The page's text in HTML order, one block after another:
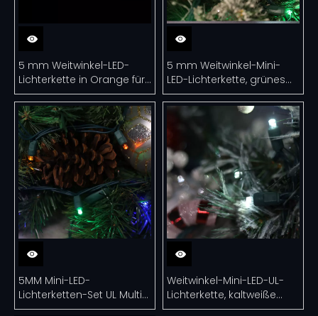
5 mm Weitwinkel-LED-
Lichterkette in Orange für
den Außenbereich
5 mm Weitwinkel-Mini-
LED-Lichterkette, grünes
LED-Licht für
Weihnachtsdekoration,
UL-zertifiziert
5MM Mini-LED-
Lichterketten-Set UL Multi-
LED-Weihnachtslichter UL
Weitwinkel-Mini-LED-UL-
Lichterkette, kaltweiße
Weihnachtsbeleuchtung,